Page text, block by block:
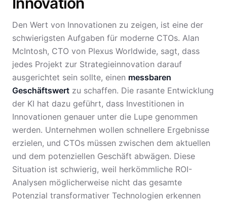
Den Wert von Innovationen zu zeigen, ist eine der
schwierigsten Aufgaben für moderne CTOs. Alan
McIntosh, CTO von Plexus Worldwide, sagt, dass
jedes Projekt zur Strategieinnovation darauf
ausgerichtet sein sollte, einen messbaren
Geschäftswert zu schaffen. Die rasante Entwicklung
der KI hat dazu geführt, dass Investitionen in
Innovationen genauer unter die Lupe genommen
werden. Unternehmen wollen schnellere Ergebnisse
erzielen, und CTOs müssen zwischen dem aktuellen
und dem potenziellen Geschäft abwägen. Diese
Situation ist schwierig, weil herkömmliche ROI-
Analysen möglicherweise nicht das gesamte
Potenzial transformativer Technologien erkennen